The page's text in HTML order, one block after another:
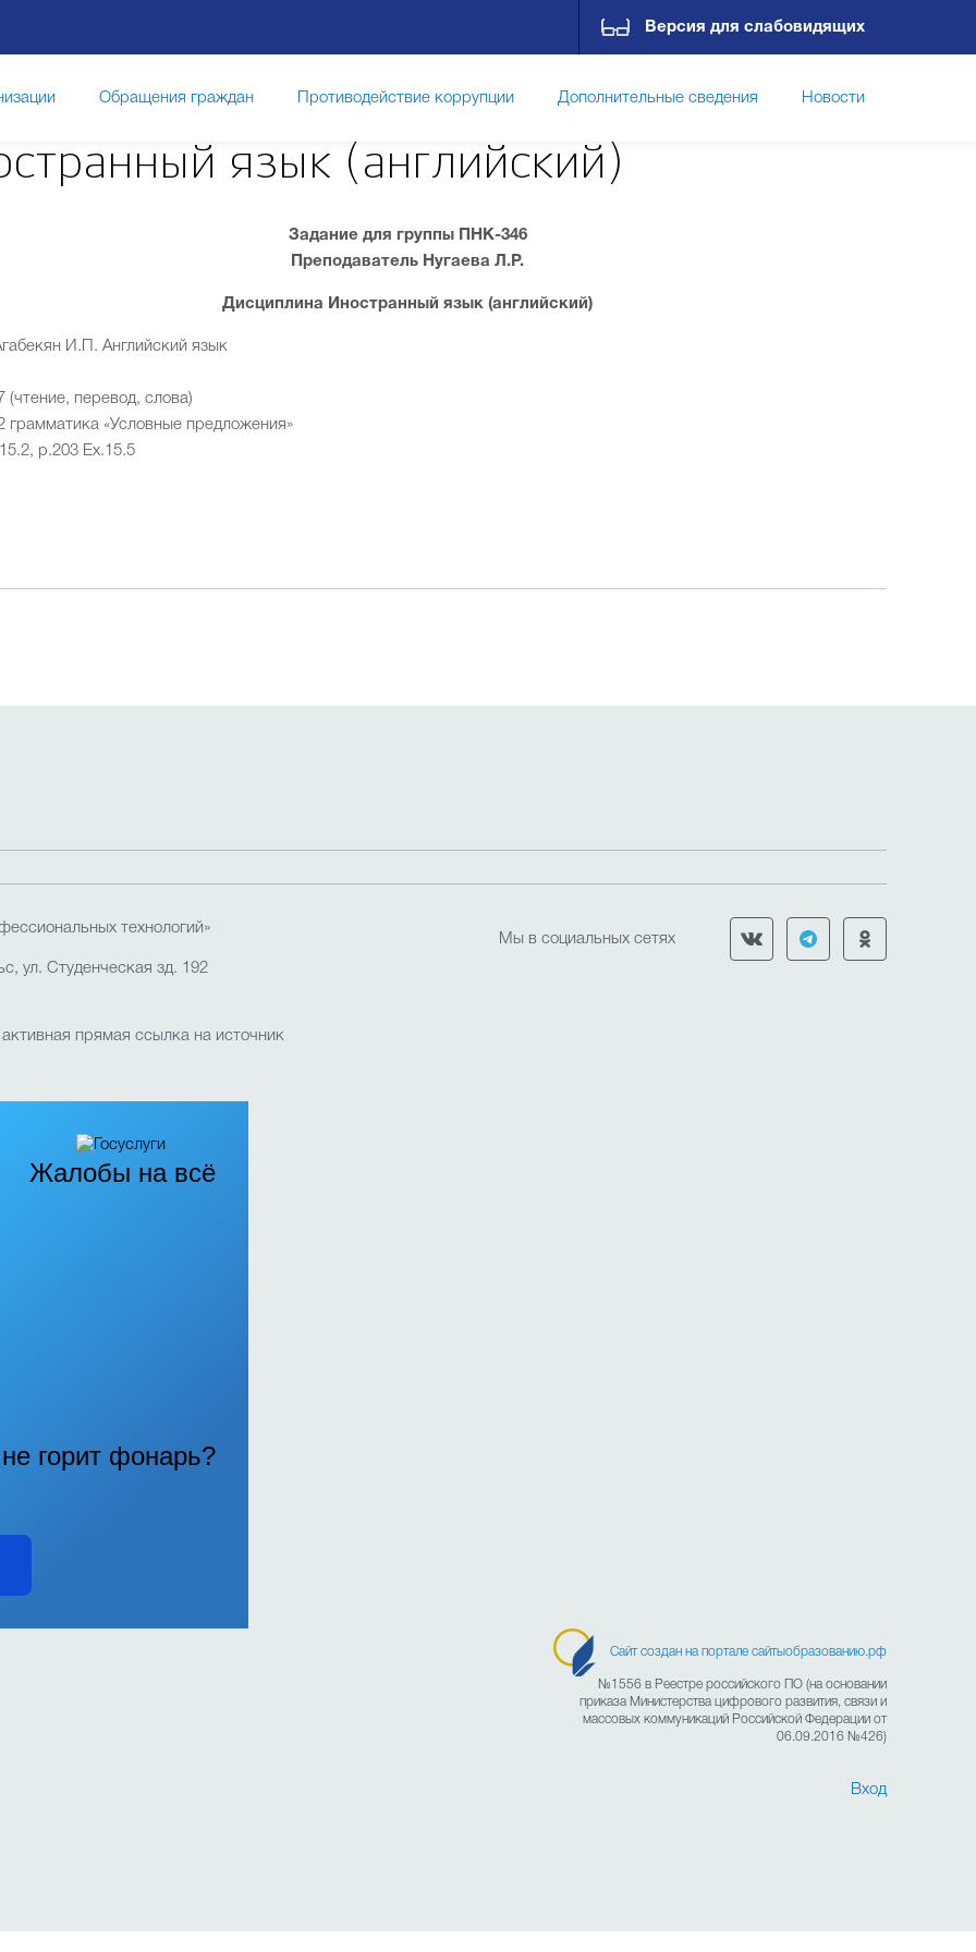
язык (английский)
Задание для группы ПНК-346
Преподаватель Нугаева Л.Р.
Дисциплина Иностранный язык (английский)
И.П. Английский язык
(чтение, перевод, слова)
грамматика «Условные предложения»
15.2, p.203 Ex.15.5
Версия для слабовидящих
Обращения граждан Противодействие коррупции Дополнительные сведения Новости
технологий»
ул. Студенческая зд. 192
прямая ссылка на источник
Мы в социальных сетях
Жалобы на всё
горит фонарь?
Сайт создан на портале сайтыобразованию.рф
№1556 в Реестре российского ПО (на основании
приказа Министерства цифрового развития, связи и
массовых коммуникаций Российской Федерации от
06.09.2016 №426)
Вход